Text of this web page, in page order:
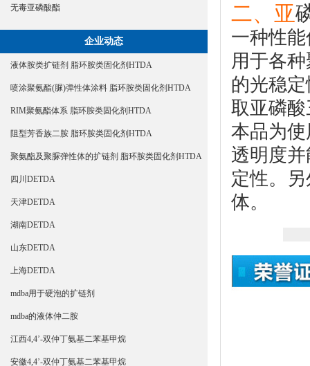
无毒亚磷酸酯
企业动态
液体胺类扩链剂 脂环胺类固化剂HTDA
喷涂聚氨酯(脲)弹性体涂料 脂环胺类固化剂HTDA
RIM聚氨酯体系 脂环胺类固化剂HTDA
阻型芳香族二胺 脂环胺类固化剂HTDA
聚氨酯及聚脲弹性体的扩链剂 脂环胺类固化剂HTDA
四川DETDA
天津DETDA
湖南DETDA
山东DETDA
上海DETDA
mdba用于硬泡的扩链剂
mdba的液体仲二胺
江西4,4’-双仲丁氨基二苯基甲烷
安徽4,4’-双仲丁氨基二苯基甲烷
二、亚
一种性
用于各
的光稳
取亚磷
本品为
透明度
定性。
体。